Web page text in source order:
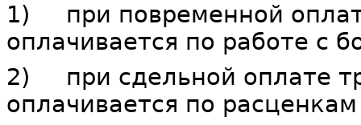
1) при повременной
оплачивается по работе с
2) при сдельной оплате
оплачивается по